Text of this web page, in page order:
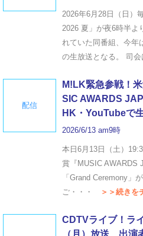
2026年6月28日（日）
2026 夏」が夜6時半よ
れていた同番組、今年
の生放送となる。 司
配信
M!LK緊急参戦！
SIC AWARDS
HK・YouTubeで
2026/6/13 am9時
本日6月13日（土）
賞『MUSIC AWARDS
「Grand Ceremony」
ご・・・
＞＞続きを
CDTVライブ！ラ
（月）放送 出演